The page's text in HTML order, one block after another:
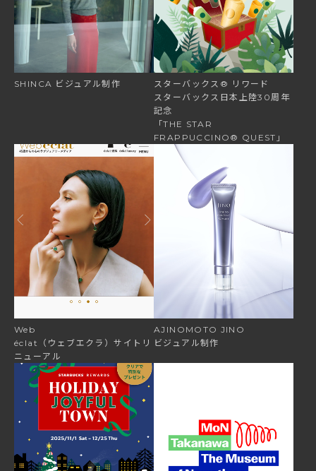
SHINCA ビジュアル制作 スターバックス® リワード
スターバックス日本上陸30周年
記念
「THE STAR
FRAPPUCCINO® QUEST」
Web
éclat（ウェブエクラ）サイトリ
ニューアル
AJINOMOTO JINO
ビジュアル制作